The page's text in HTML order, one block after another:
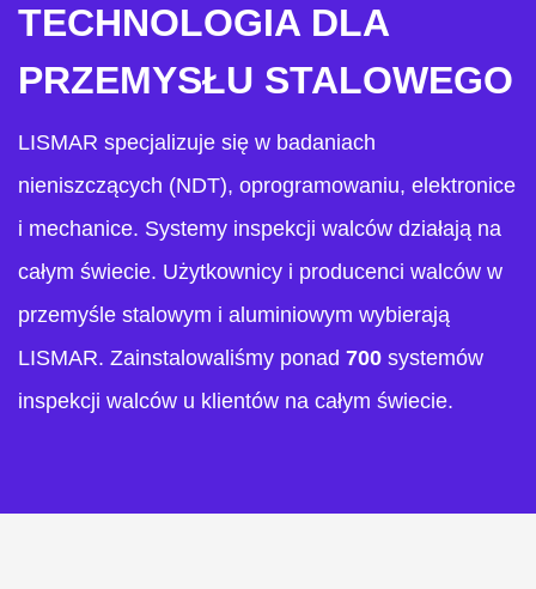
TECHNOLOGIA DLA
PRZEMYSŁU STALOWEGO
LISMAR specjalizuje się w badaniach
nieniszczących (NDT), oprogramowaniu, elektronice
i mechanice. Systemy inspekcji walców działają na
całym świecie. Użytkownicy i producenci walców w
przemyśle stalowym i aluminiowym wybierają
LISMAR. Zainstalowaliśmy ponad 700 systemów
inspekcji walców u klientów na całym świecie.